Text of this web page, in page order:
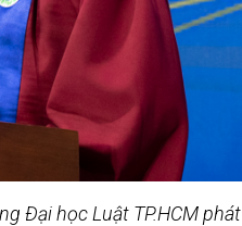
Đại học Luật TP.HCM phát